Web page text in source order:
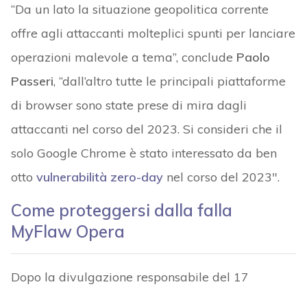
“Da un lato la situazione geopolitica corrente
offre agli attaccanti molteplici spunti per lanciare
operazioni malevole a tema”, conclude Paolo
Passeri, “dall’altro tutte le principali piattaforme
di browser sono state prese di mira dagli
attaccanti nel corso del 2023. Si consideri che il
solo Google Chrome è stato interessato da ben
otto vulnerabilità zero-daynel corso del 2023″.
Come proteggersi dalla falla
MyFlaw Opera
Dopo la divulgazione responsabile del 17